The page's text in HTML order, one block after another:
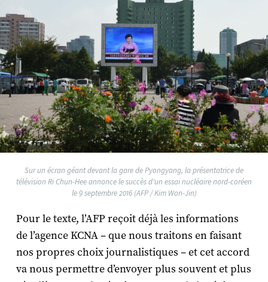
Sur un écran géant devant la gare de Pyongyang, la présentatrice de
télévision Ri Chun-Hee annonce le succès d'un essai nucléaire nord-coréen
le 9 septembre 2016 (AFP / Kim Won-Jin)
Pour le texte, l’AFP reçoit déjà les informations
de l’agence KCNA – que nous traitons en faisant
nos propres choix journalistiques – et cet accord
va nous permettre d’envoyer plus souvent et plus